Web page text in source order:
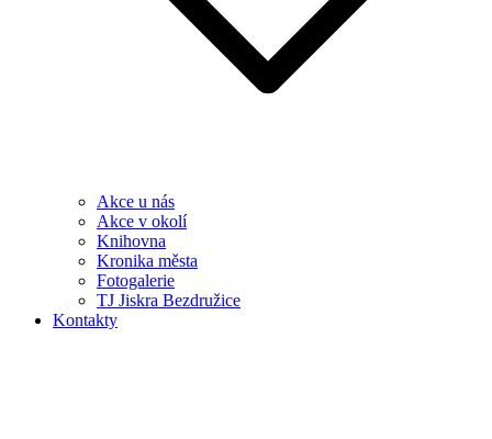
Akce u nás
Akce v okolí
Knihovna
Kronika města
Fotogalerie
TJ Jiskra Bezdružice
Kontakty